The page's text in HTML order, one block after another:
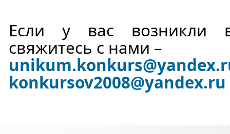
Если у вас возникли
свяжитесь с нами –
unikum.konkurs
konkursov2008@yandex.ru